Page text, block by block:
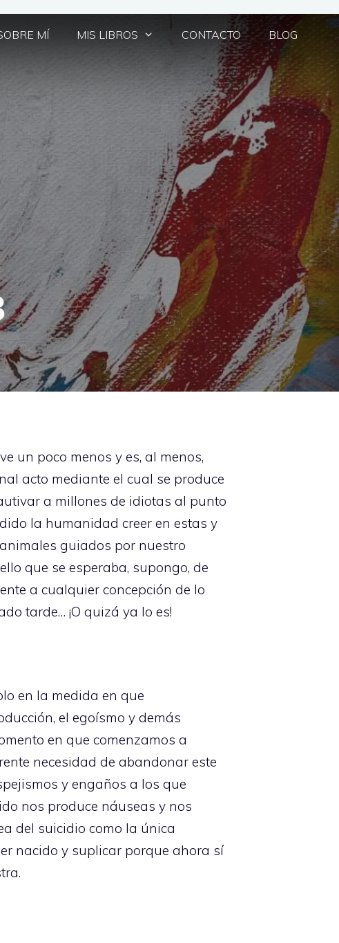
MÍ MIS LIBROS CONTACTO BLOG
un poco menos y es, al menos,
acto mediante el cual se produce
a millones de idiotas al punto
la humanidad creer en estas y
guiados por nuestro
que se esperaba, supongo, de
a cualquier concepción de lo
tarde… ¡O quizá ya lo es!
en la medida en que
el egoísmo y demás
en que comenzamos a
necesidad de abandonar este
y engaños a los que
nos produce náuseas y nos
del suicidio como la única
nacido y suplicar porque ahora sí